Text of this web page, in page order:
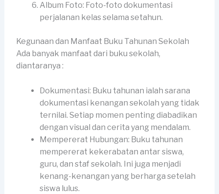
Album Foto: Foto-foto dokumentasi
perjalanan kelas selama setahun.
Kegunaan dan Manfaat Buku Tahunan Sekolah
Ada banyak manfaat dari buku sekolah,
diantaranya :
Dokumentasi: Buku tahunan ialah sarana
dokumentasi kenangan sekolah yang tidak
ternilai. Setiap momen penting diabadikan
dengan visual dan cerita yang mendalam.
Mempererat Hubungan: Buku tahunan
mempererat kekerabatan antar siswa,
guru, dan staf sekolah. Ini juga menjadi
kenang-kenangan yang berharga setelah
siswa lulus.